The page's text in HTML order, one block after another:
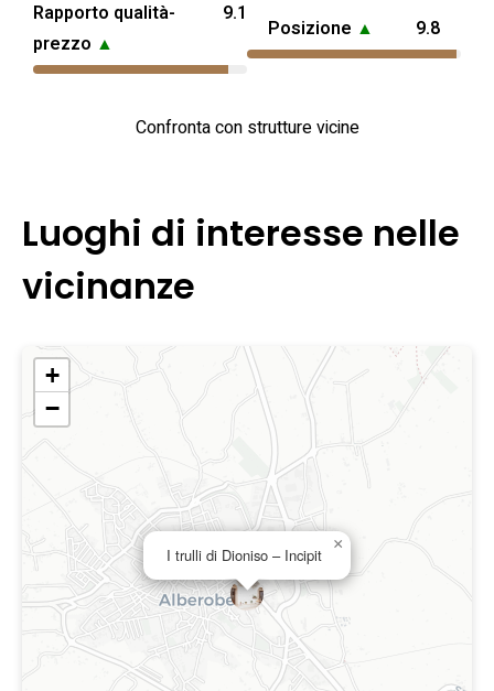
Rapporto qualità-
prezzo ▲
9.1
Posizione ▲ 9.8
Confronta con strutture vicine
Luoghi di interesse nelle
vicinanze
I trulli di Dioniso – Incipit
×
+
−